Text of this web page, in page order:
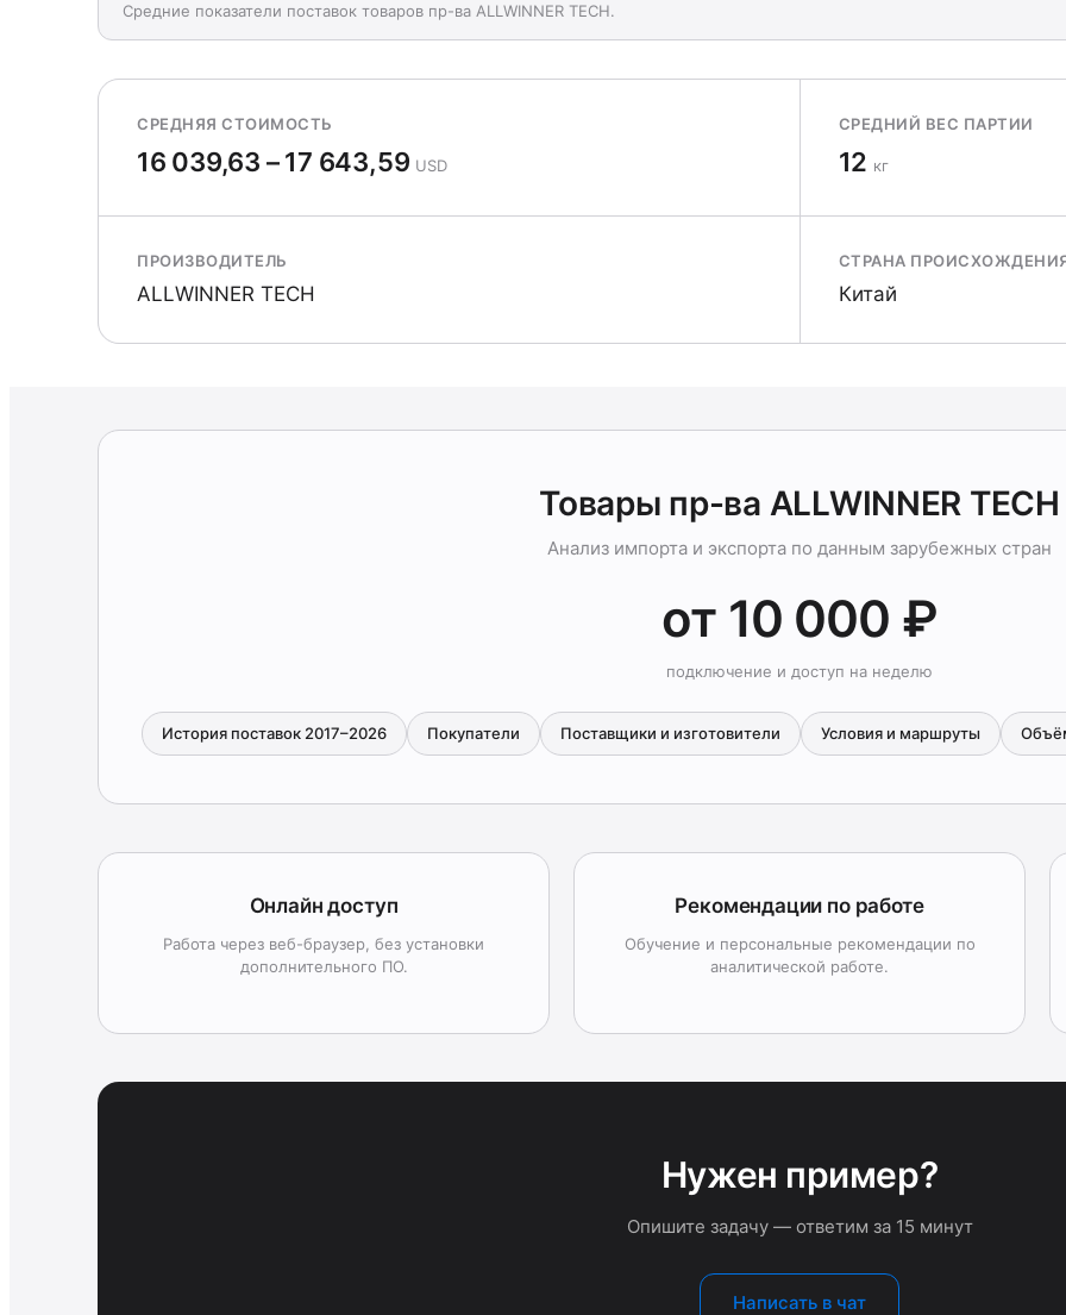
Средние показатели поставок товаров пр-ва ALLWINNER TECH.
СРЕДНЯЯ СТОИМОСТЬ
16 039,63 – 17 643,59 USD
СРЕДНИЙ ВЕС ПАРТИИ
12 кг
ПРОИЗВОДИТЕЛЬ
ALLWINNER TECH
СТРАНА
Китай
Товары пр-ва ALLWINNER TECH
Анализ импорта и экспорта по данным зарубежных стран
от 10 000 ₽
подключение и доступ на неделю
История поставок 2017–2026 Покупатели Поставщики и изготовители Условия и маршруты
Онлайн доступ
Работа через веб-браузер, без установки
дополнительного ПО.
Рекомендации по работе
Обучение и персональные рекомендации по
аналитической работе.
Нужен пример?
Опишите задачу — ответим за 15 минут
Написать в чат